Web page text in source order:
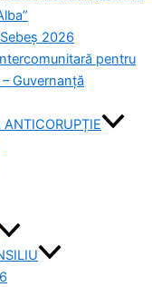
2026
pentru
Guvernanță